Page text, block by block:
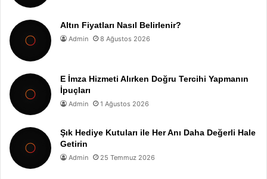
Altın Fiyatları Nasıl Belirlenir?
Admin 8 Ağustos 2026
E İmza Hizmeti Alırken Doğru Tercihi Yapmanın
İpuçları
Admin 1 Ağustos 2026
Şık Hediye Kutuları ile Her Anı Daha Değerli Hale
Getirin
Admin 25 Temmuz 2026